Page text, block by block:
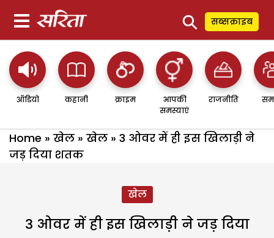
⚲ सब्सक्राइब
ऑडियो कहानी क्राइम
आपकी
समस्याएं
राजनीति
Home » खेल » खेल » 3 ओवर में ही इस खिलाड़ी ने
जड़ दिया शतक
खेल
3 ओवर में ही इस खिलाड़ी ने जड़ दिया